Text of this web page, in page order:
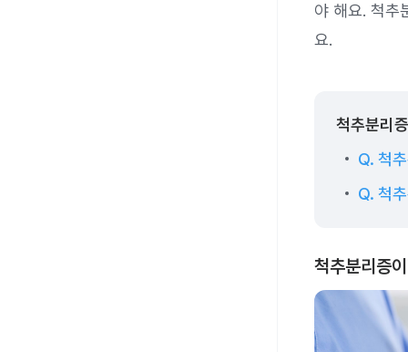
야 해요. 척추
요.
척추분리
Q. 척
Q. 척
척추분리증